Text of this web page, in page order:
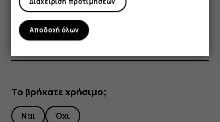
ΠατήστεΡυθμίσεις>Ασφάλεια & τοποθεσία
ενεργοποιήστε τηνΤοποθεσία
Το βρήκατε χρήσιμο;
Ναι Όχι
Αποδοχή όλων